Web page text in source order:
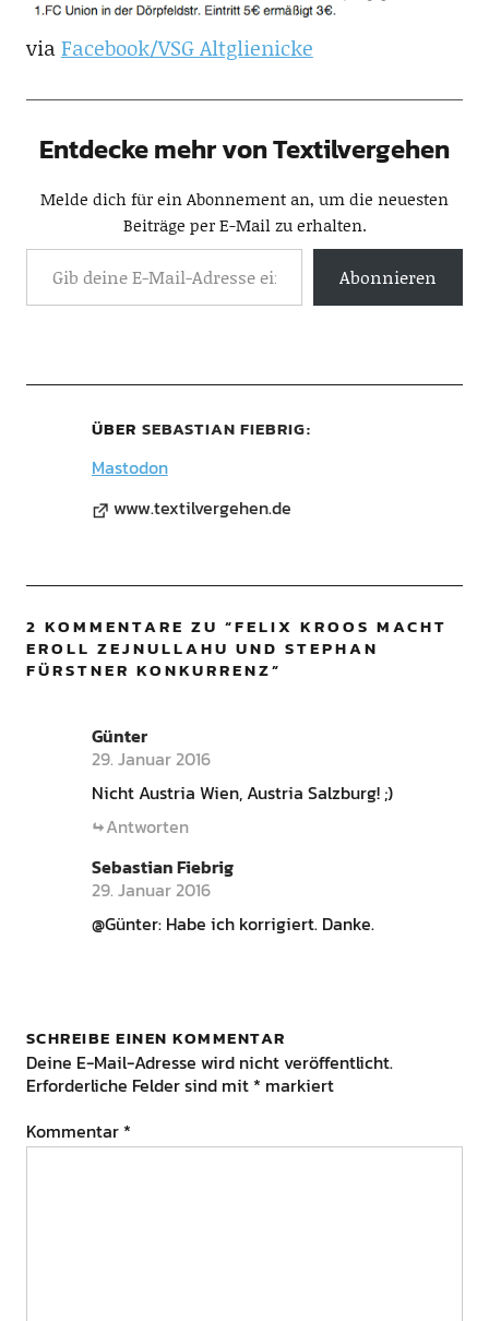
viaFacebook/VSG Altglienicke
Entdecke mehr von Textilvergehen
Melde dich für ein Abonnement an, um die neuesten
Beiträge per E-Mail zu erhalten.
Abonnieren
ÜBER SEBASTIAN FIEBRIG
Mastodon
www.textilvergehen.de
2 KOMMENTARE ZU “FELIX KROOS MACHT
EROLL ZEJNULLAHU UND STEPHAN
FÜRSTNER KONKURRENZ”
Günter
29. Januar 2016
Nicht Austria Wien, Austria Salzburg! ;)
Antworten
Sebastian Fiebrig
29. Januar 2016
@Günter: Habe ich korrigiert. Danke.
SCHREIBE EINEN KOMMENTAR
Deine E-Mail-Adresse wird nicht veröffentlicht.
Erforderliche Felder sind mit * markiert
Kommentar *